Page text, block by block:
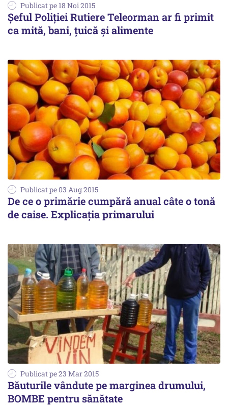
Publicat pe 18 Noi 2015
Şeful Poliţiei Rutiere Teleorman ar fi primit
ca mită, bani, ţuică şi alimente
Publicat pe 03 Aug 2015
De ce o primărie cumpără anual câte o tonă
de caise. Explicația primarului
Publicat pe 23 Mar 2015
Băuturile vândute pe marginea drumului,
BOMBE pentru sănătate